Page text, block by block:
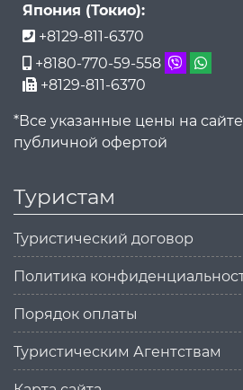
Япония (Токио):
+8129-811-6370
+8180-770-59-558
+8129-811-6370
*Все указанные цены на
публичной офертой
Туристам
Туристический договор
Политика
Порядок оплаты
Туристическим Агентствам